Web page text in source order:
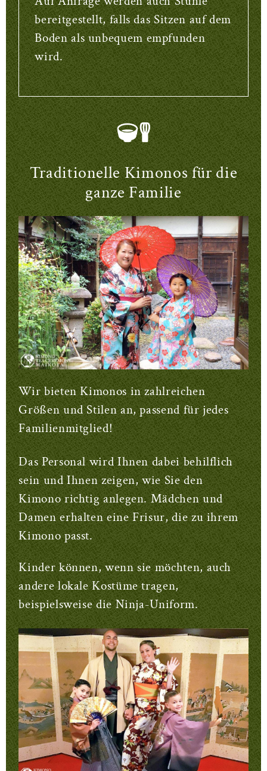
bereitgestellt, falls das Sitzen auf dem
Boden als unbequem empfunden
wird.
Traditionelle Kimonos für die
ganze Familie
Wir bieten Kimonos in zahlreichen
Größen und Stilen an, passend für jedes
Familienmitglied!
Das Personal wird Ihnen dabei behilflich
sein und Ihnen zeigen, wie Sie den
Kimono richtig anlegen. Mädchen und
Damen erhalten eine Frisur, die zu ihrem
Kimono passt.
Kinder können, wenn sie möchten, auch
andere lokale Kostüme tragen,
beispielsweise die Ninja-Uniform.